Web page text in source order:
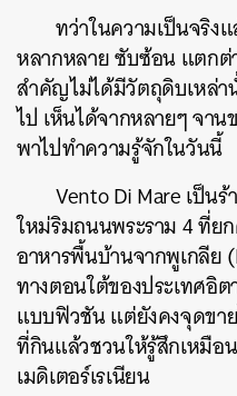
ทว่าในความเป็นจริง
หลากหลาย ซับซ้อน แตก
สำคัญไม่ได้มีวัตถุดิบเหล่า
ไป เห็นได้จากหลายๆ จา
พาไปทำความรู้จักในวันนี้
Vento Di Mare เป็น
ใหม่ริมถนนพระราม 4 ที่ย
อาหารพื้นบ้านจากพูเกลีย
ทางตอนใต้ของประเทศอิ
แบบฟิวชัน แต่ยังคงจุดขา
ที่กินแล้วชวนให้รู้สึกเหมือ
เมดิเตอร์เรเนียน